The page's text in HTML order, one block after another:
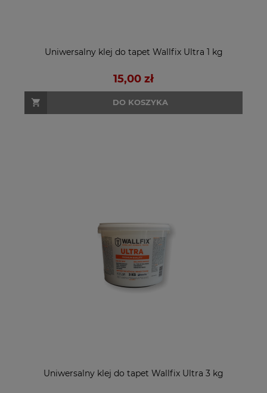
Uniwersalny klej do tapet Wallfix Ultra 1 kg
15,00 zł
DO KOSZYKA
Uniwersalny klej do tapet Wallfix Ultra 3 kg